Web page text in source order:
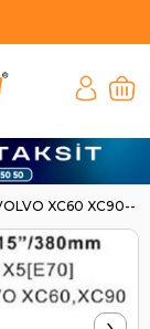
XC60 XC90----